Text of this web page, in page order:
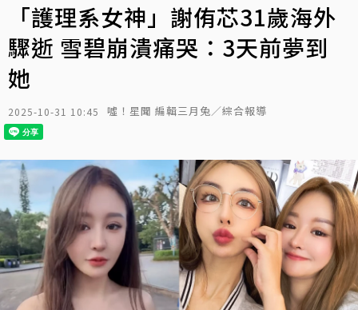
「護理系女神」謝侑芯31歲海外
驟逝 雪碧崩潰痛哭：3天前夢到
她
2025-10-31 10:45 噓！星聞 編輯三月兔／綜合報導